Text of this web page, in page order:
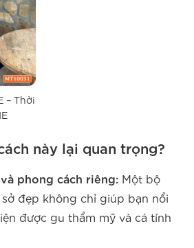
– Thời
này lại quan trọng?
phong cách riêng: Một bộ
đẹp không chỉ giúp bạn nổi
được gu thẩm mỹ và cá tính